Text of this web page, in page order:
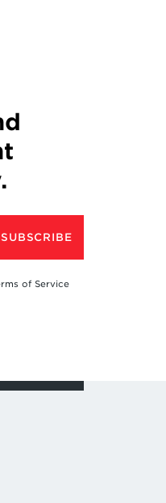
SUBSCRIBE
of Service